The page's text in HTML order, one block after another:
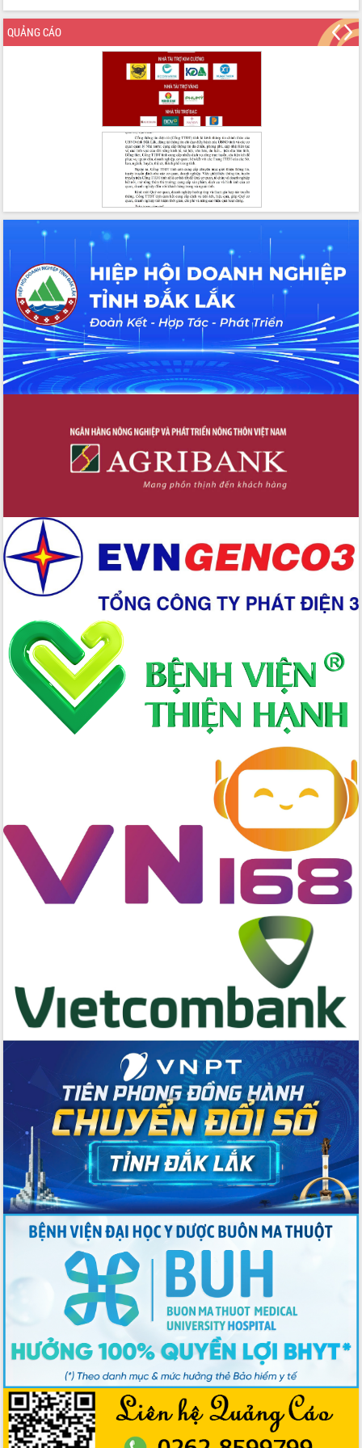
Hồ Thị Nguyên Thảo làm việc tại Trung
tâm Phục vụ hành chính công xã Ea
Phê
Xây dựng nền hành chính số đồng
hành cùng nông dân dân, doanh nghiệp
đấu có 77% xã đạt chuẩn nông thôn
Chuyển đổi số 'mở đường' cho nông
nghiệp Đắk Lắk tăng trưởng bứt phá
Triển khai đồng bộ đo đạc, lập hồ sơ
địa chính, hoàn thiện cơ sở dữ liệu đất
đai
Ứng dụng sinh trắc học - Bước tiến
trong hành trình chuyển đổi số tại Đắk
Lắk
Đắk Lắk nâng cao hiệu quả công tác
Đảng từ Sổ tay đảng viên điện tử
Đắk Lắk đẩy mạnh nuôi biển công
nghệ, hướng tới phát triển thủy sản
bền vững
Tập huấn nâng cao năng lực triển khai
chuyển đổi số cho cán bộ, công chức
Đắk Lắk phát động hưởng ứng Ngày
Quyền của người tiêu dùng Việt Nam
Đẩy mạnh cải cách hành chính, quyết
hai con số trong năm 2026
Tổ chức trang trọng Lễ hội Đền thờ
Lương Văn Chánh năm 2026
Phó Bí thư Tỉnh ủy Đắk Lắk Đỗ Hữu
Huy giữ chức Bí thư Đảng ủy Ủy Ban
Bệnh án điện tử thúc đẩy chuyển đổi
số y tế tại Đắk Lắk
Chuyển đổi số thư viện: Mở rộng
không gian tri thức trong thời đại số
Đánh giá, rút kinh nghiệm công tác tổ
chức diễn tập trước ngày bầu cử
Chương trình “Gặp gỡ hữu nghị –
Đắk Lắk sẵn sàng các điều kiện cho
Ngày hội bầu cử đại biểu Quốc hội
khóa XVI và HĐND các cấp nhiệm kỳ
2026-2031
Đảm bảo cuộc bầu cử đại biểu Quốc
Đắk Lắk
Sôi nổi Hội đua ngựa truyền thống Gò
Thì Thùng mừng Xuân Bính Ngọ 2026
Lãnh đạo tỉnh dâng hương tưởng niệm
tại Đập Đồng Cam đầu Xuân Bính Ngọ
Ngành nông nghiệp phấn đấu tăng
trưởng đạt 5,86% trong năm 2026
UBND tỉnh Đắk Lắk triển khai công tác
quốc phòng, quân sự địa phương năm
2026
Đắk Lắk tập trung toàn lực khắc phục
tồn tại IUU, sẵn sàng làm việc với
Đoàn thanh tra EC
Chủ tịch UBND tỉnh Tạ Anh Tuấn thăm,
Thầy thuốc Việt Nam
Rộn ràng lễ hội truyền thống Sông
nước Đà Nông lần thứ I năm 2026
Kỳ họp Chuyên đề lần thứ Năm, HĐND
tỉnh Đắk Lắk thông qua các nghị quyết
quan trọng
Thống nhất danh sách giới thiệu ứng
cử đại biểu Quốc hội khoá XVI và đại
biểu HĐND tỉnh Đắk Lắk, nhiệm kỳ
2026-2031
Phát động hai phong trào thi đua quan
QUẢNG CÁO